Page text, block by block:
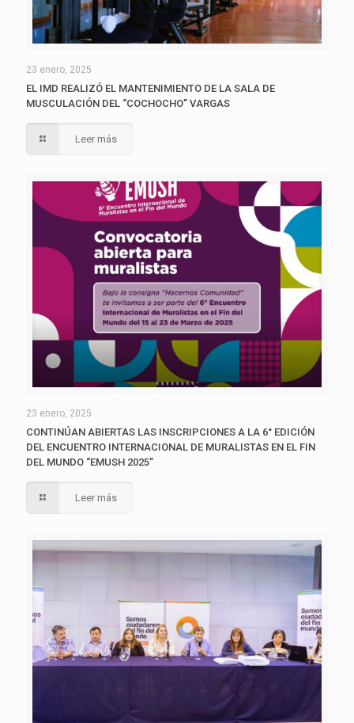
23 enero, 2025
EL IMD REALIZÓ EL MANTENIMIENTO DE LA SALA DE
MUSCULACIÓN DEL “COCHOCHO” VARGAS
Leer más
23 enero, 2025
CONTINÚAN ABIERTAS LAS INSCRIPCIONES A LA 6° EDICIÓN
DEL ENCUENTRO INTERNACIONAL DE MURALISTAS EN EL FIN
DEL MUNDO “EMUSH 2025”
Leer más